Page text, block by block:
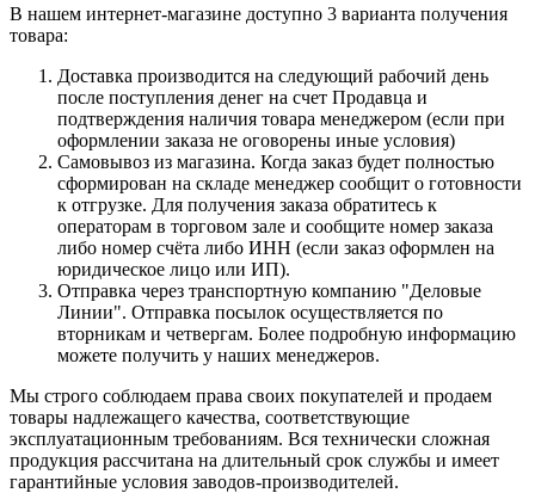
В нашем интернет-магазине доступно 3 варианта получения
товара:
Доставка производится на следующий рабочий день
после поступления денег на счет Продавца и
подтверждения наличия товара менеджером (если при
оформлении заказа не оговорены иные условия)
Самовывоз из магазина. Когда заказ будет полностью
сформирован на складе менеджер сообщит о готовности
к отгрузке. Для получения заказа обратитесь к
операторам в торговом зале и сообщите номер заказа
либо номер счёта либо ИНН (если заказ оформлен на
юридическое лицо или ИП).
Отправка через транспортную компанию "Деловые
Линии". Отправка посылок осуществляется по
вторникам и четвергам. Более подробную информацию
можете получить у наших менеджеров.
Мы строго соблюдаем права своих покупателей и продаем
товары надлежащего качества, соответствующие
эксплуатационным требованиям. Вся технически сложная
продукция рассчитана на длительный срок службы и имеет
гарантийные условия заводов-производителей.